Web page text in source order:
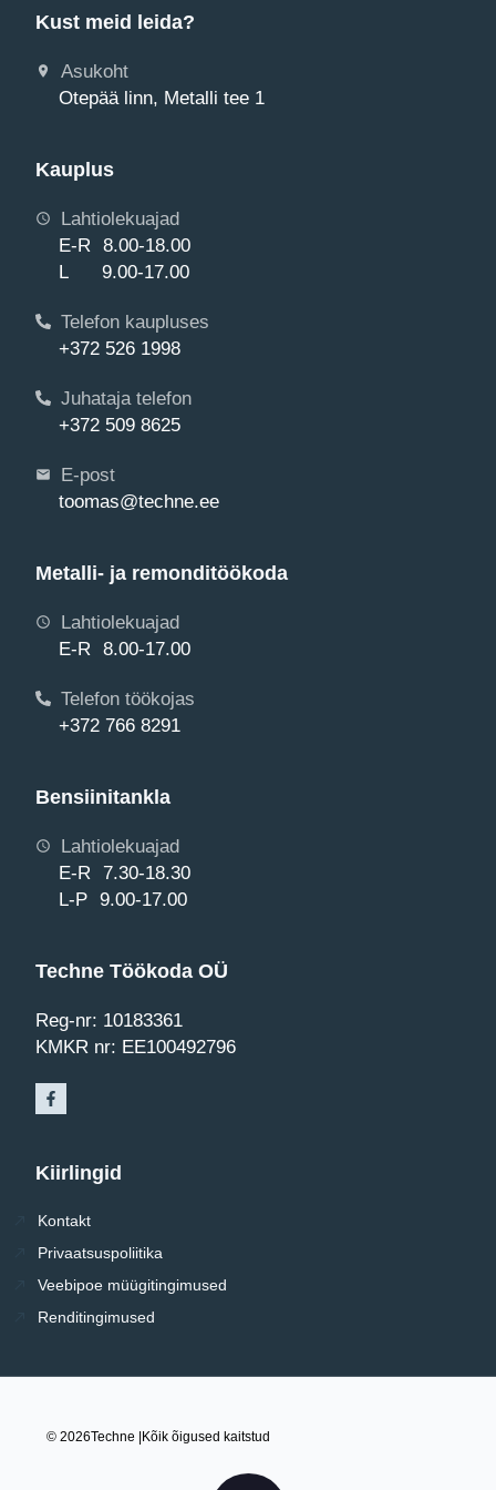
Kust meid leida?
Asukoht
Otepää linn, Metalli tee 1
Kauplus
Lahtiolekuajad
E-R 8.00-18.00
L 9.00-17.00
Telefon kaupluses
+372 526 1998
Juhataja telefon
+372 509 8625
E-post
toomas@techne.ee
Metalli- ja remonditöökoda
Lahtiolekuajad
E-R 8.00-17.00
Telefon töökojas
+372 766 8291
Bensiinitankla
Lahtiolekuajad
E-R 7.30-18.30
L-P 9.00-17.00
Techne Töökoda OÜ
Reg-nr: 10183361
KMKR nr: EE100492796
Kiirlingid
Kontakt
Privaatsuspoliitika
Veebipoe müügitingimused
Renditingimused
© 2026Techne |Kõik õigused kaitstud